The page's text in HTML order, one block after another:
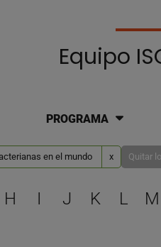
Equipo
PROGRAMA
en el mundo x Quitar
H I J K L M